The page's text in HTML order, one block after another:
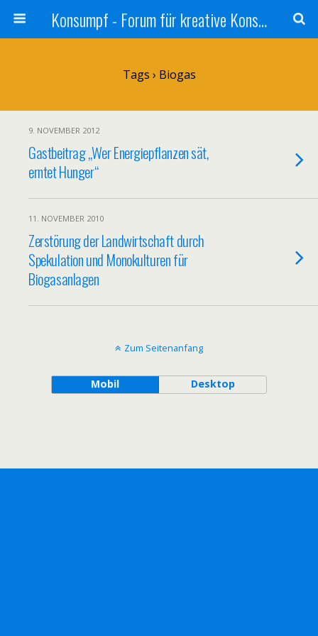
Konsumpf - Forum für kreative Konsumkritik - Culture Jamming, Nachhaltigkeit, Konzernkritik, Adbusting
Tags › Biogas
9. NOVEMBER 2012
Gastbeitrag „Wer Energiepflanzen sät,
erntet Hunger“
11. NOVEMBER 2010
Zerstörung der Landwirtschaft durch
Spekulation und Monokulturen für
Biogasanlagen
Zum Seitenanfang
Mobil Desktop